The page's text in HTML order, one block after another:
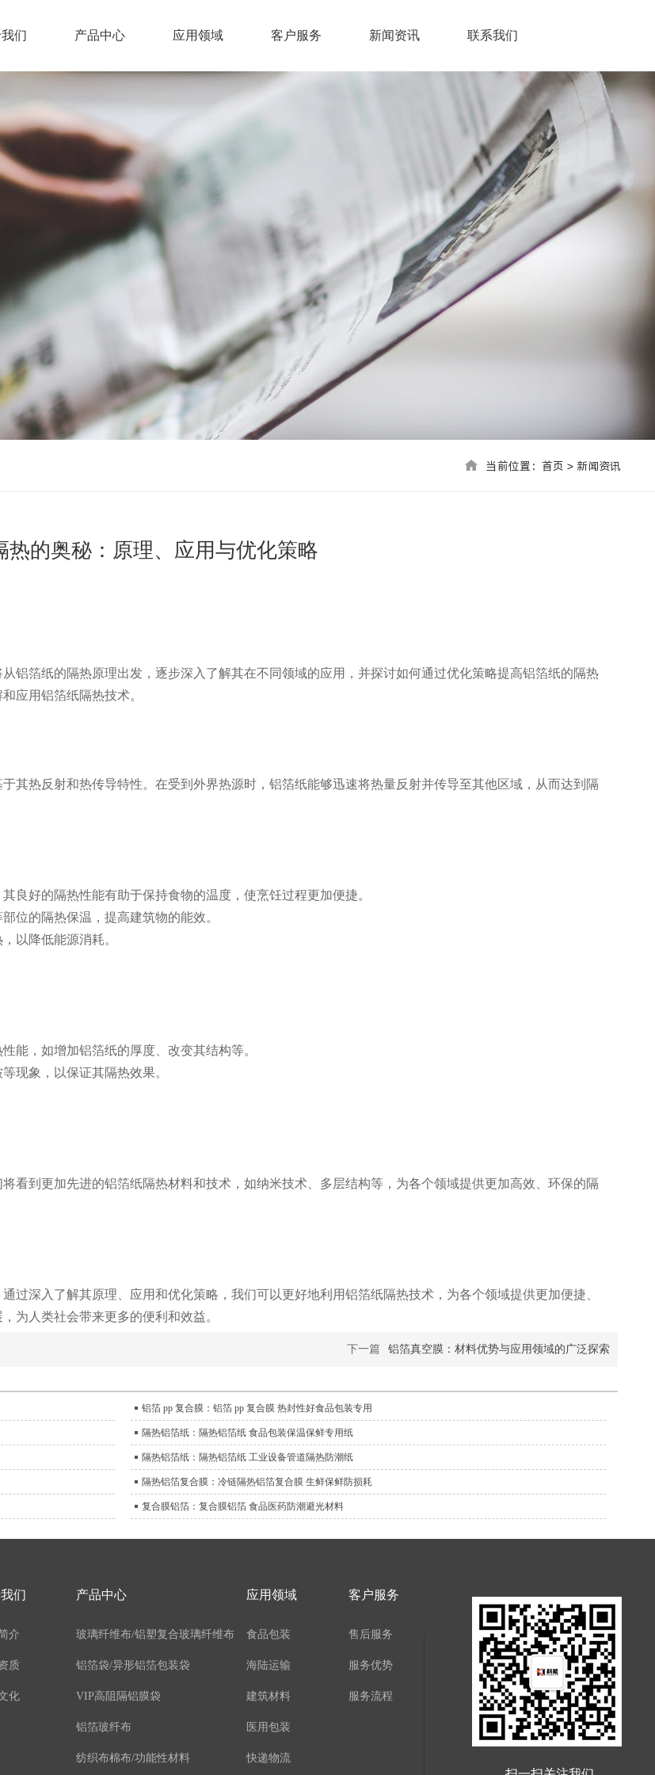
们 产品中心 应用领域 客户服务 新闻资讯 联系我们
当前位置：首页 > 联系我们
当前位置： 首页 > 新闻资讯
热的奥秘：原理、应用与优化策略
铝箔纸的隔热原理出发，逐步深入了解其在不同领域的应用，并探讨如何通过优化策略提高铝箔纸的隔热
应用铝箔纸隔热技术。
其热反射和热传导特性。在受到外界热源时，铝箔纸能够迅速将热量反射并传导至其他区域，从而达到隔
良好的隔热性能有助于保持食物的温度，使烹饪过程更加便捷。
位的隔热保温，提高建筑物的能效。
以降低能源消耗。
能，如增加铝箔纸的厚度、改变其结构等。
现象，以保证其隔热效果。
看到更加先进的铝箔纸隔热材料和技术，如纳米技术、多层结构等，为各个领域提供更加高效、环保的隔
过深入了解其原理、应用和优化策略，我们可以更好地利用铝箔纸隔热技术，为各个领域提供更加便捷、
为人类社会带来更多的便利和效益。
下一篇 铝箔真空膜：材料优势与应用领域的广泛探索
铝箔 pp 复合膜：铝箔 pp 复合膜 热封性好食品包装专用
隔热铝箔纸：隔热铝箔纸 食品包装保温保鲜专用纸
隔热铝箔纸：隔热铝箔纸 工业设备管道隔热防潮纸
隔热铝箔复合膜：冷链隔热铝箔复合膜 生鲜保鲜防损耗
复合膜铝箔：复合膜铝箔 食品医药防潮避光材料
们
介
质
化
产品中心
玻璃纤维布/铝塑复合玻璃纤维布
铝箔袋/异形铝箔包装袋
VIP高阻隔铝膜袋
铝箔玻纤布
纺织布棉布/功能性材料
应用领域
食品包装
海陆运输
建筑材料
医用包装
快递物流
客户服务
售后服务
服务优势
服务流程